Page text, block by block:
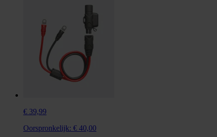
€ 39,99
Oorspronkelijk: € 40,00